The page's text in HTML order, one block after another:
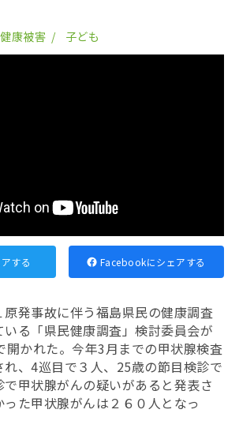
康被害 子ども
する Facebookにシェアする
発事故に伴う福島県民の健康調査
る「県民健康調査」検討委員会が
開かれた。今年3月までの甲状腺検査
れ、4巡目で３人、25歳の節目検診で
で甲状腺がんの疑いがあると発表さ
た甲状腺がんは２６０人となっ